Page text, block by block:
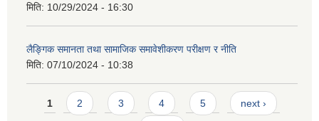
मिति: 10/29/2024 - 16:30
लैङ्गिक समानता तथा सामाजिक समावेशीकरण परीक्षण र नीति
मिति: 07/10/2024 - 10:38
Pages
1 2 3 4 5 next ›